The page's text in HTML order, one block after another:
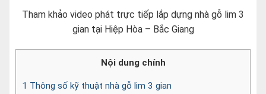
Tham khảo video phát trực tiếp lắp dựng nhà gỗ lim 3
gian tại Hiệp Hòa – Bắc Giang
Nội dung chính
1 Thông số kỹ thuật nhà gỗ lim 3 gian